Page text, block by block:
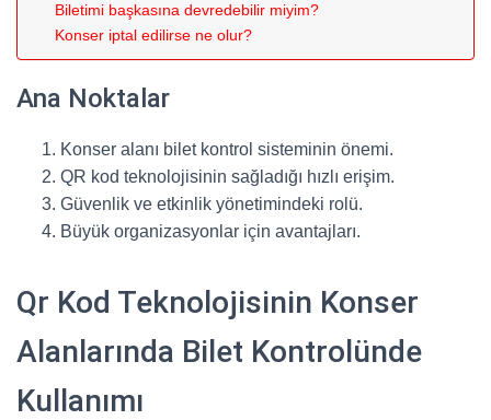
Biletimi başkasına devredebilir miyim?
Konser iptal edilirse ne olur?
Ana Noktalar
Konser alanı bilet kontrol sisteminin önemi.
QR kod teknolojisinin sağladığı hızlı erişim.
Güvenlik ve etkinlik yönetimindeki rolü.
Büyük organizasyonlar için avantajları.
Qr Kod Teknolojisinin Konser
Alanlarında Bilet Kontrolünde
Kullanımı